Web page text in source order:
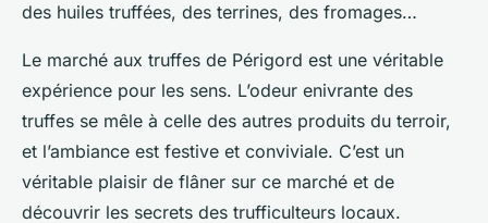
des huiles truffées, des terrines, des fromages…
Le marché aux truffes de Périgord est une véritable
expérience pour les sens. L’odeur enivrante des
truffes se mêle à celle des autres produits du terroir,
et l’ambiance est festive et conviviale. C’est un
véritable plaisir de flâner sur ce marché et de
découvrir les secrets des trufficulteurs locaux.